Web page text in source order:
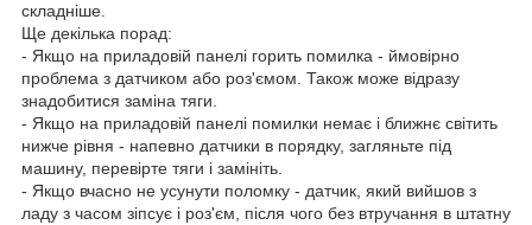
складніше.
Ще декілька порад:
- Якщо на приладовій панелі горить помилка - ймовірно
проблема з датчиком або роз'ємом. Також може відразу
знадобитися заміна тяги.
- Якщо на приладовій панелі помилки немає і ближнє світить
нижче рівня - напевно датчики в порядку, загляньте під
машину, перевірте тяги і замініть.
- Якщо вчасно не усунути поломку - датчик, який вийшов з
ладу з часом зіпсує і роз'єм, після чого без втручання в штатну